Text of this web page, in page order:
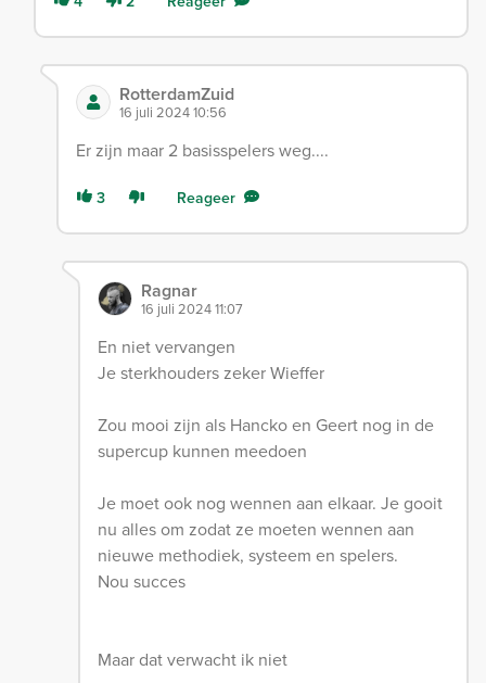
RotterdamZuid
16 juli 2024 10:56
Er zijn maar 2 basisspelers weg....
3 Reageer
Ragnar
16 juli 2024 11:07
En niet vervangen
Je sterkhouders zeker Wieffer
Zou mooi zijn als Hancko en Geert nog in de
supercup kunnen meedoen
Je moet ook nog wennen aan elkaar. Je gooit
nu alles om zodat ze moeten wennen aan
nieuwe methodiek, systeem en spelers.
Nou succes
Maar dat verwacht ik niet